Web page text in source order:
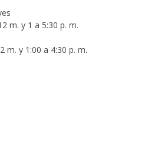
m. y 1 a 5:30 p. m.
m. y 1:00 a 4:30 p. m.